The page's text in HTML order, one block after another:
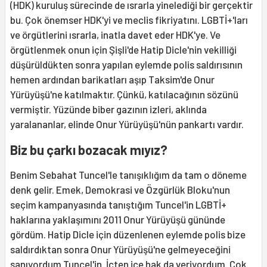
(HDK) kuruluş sürecinde de ısrarla yinelediği bir gerçektir
bu. Çok önemser HDK'yi ve meclis fikriyatını. LGBTİ+'ları
ve örgütlerini ısrarla, inatla davet eder HDK'ye. Ve
örgütlenmek onun için Şişli'de Hatip Dicle'nin vekilliği
düşürüldükten sonra yapılan eylemde polis saldırısının
hemen ardından barikatları aşıp Taksim'de Onur
Yürüyüşü'ne katılmaktır. Çünkü, katılacağının sözünü
vermiştir. Yüzünde biber gazının izleri, aklında
yaralananlar, elinde Onur Yürüyüşü'nün pankartı vardır.
Biz bu çarkı bozacak mıyız?
Benim Sebahat Tuncel'le tanışıklığım da tam o döneme
denk gelir. Emek, Demokrasi ve Özgürlük Bloku'nun
seçim kampanyasında tanıştığım Tuncel'in LGBTİ+
haklarına yaklaşımını 2011 Onur Yürüyüşü gününde
gördüm. Hatip Dicle için düzenlenen eylemde polis bize
saldırdıktan sonra Onur Yürüyüşü'ne gelmeyeceğini
sanıyordum Tuncel'in. İçten içe hak da veriyordum. Çok